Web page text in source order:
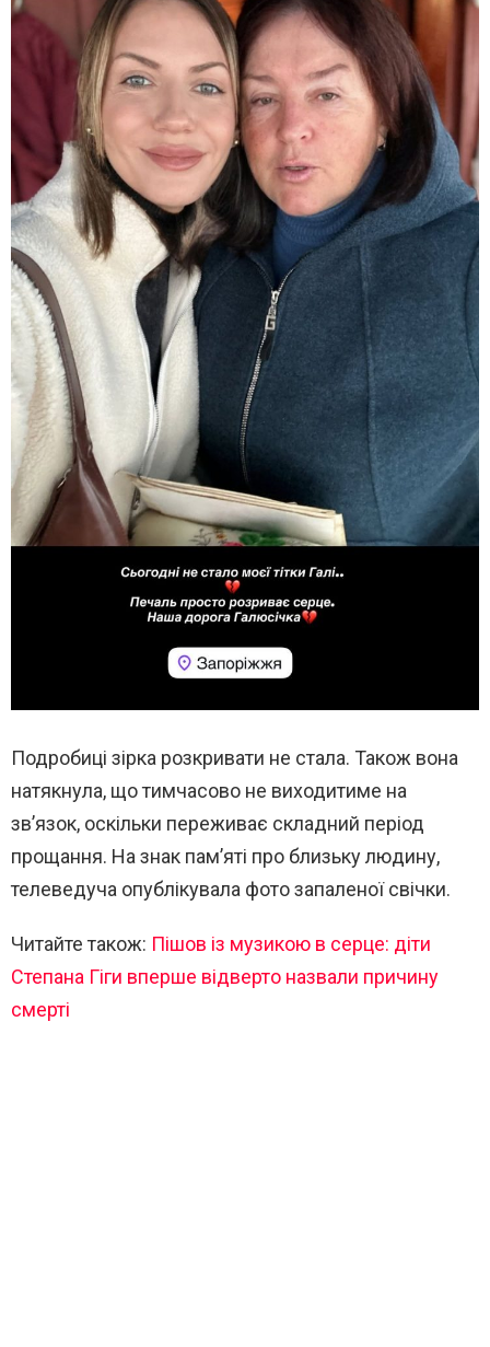
Подробиці зірка розкривати не стала. Також вона
натякнула, що тимчасово не виходитиме на
зв’язок, оскільки переживає складний період
прощання. На знак пам’яті про близьку людину,
телеведуча опублікувала фото запаленої свічки.
Читайте також: Пішов із музикою в серце: діти
Степана Гіги вперше відверто назвали причину
смерті